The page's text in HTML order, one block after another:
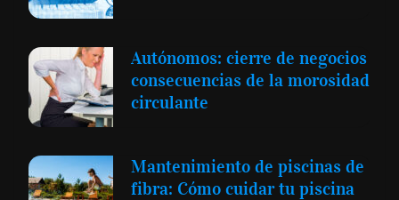
Autónomos: cierre de negocios
consecuencias de la morosidad
circulante
Mantenimiento de piscinas de
fibra: Cómo cuidar tu piscina